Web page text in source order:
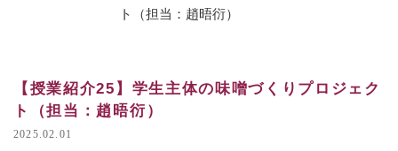
【授業紹介25】学生主体の味噌づくりプロジェク
ト（担当：趙晤衍）
2025.02.01